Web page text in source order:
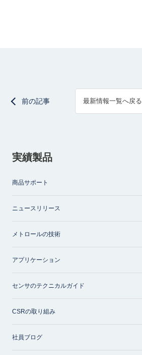
前の記事 最新情報一覧へ戻る
実績製品
商品サポート
ニュースリリース
メトロールの技術
アプリケーション
センサのテクニカルガイド
CSRの取り組み
社員ブログ